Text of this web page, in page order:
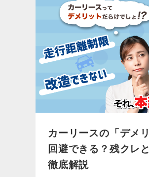
カーリースの「デメ
回避できる？残クレ
徹底解説